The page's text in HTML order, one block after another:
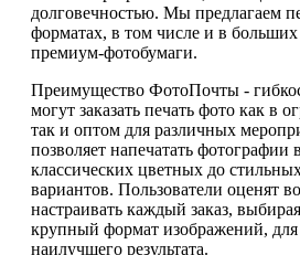
долговечностью. Мы предлагаем
форматах, в том числе и в больших
премиум-фотобумаги.
Преимущество ФотоПочты -
могут заказать печать фото как в
так и оптом для различных
позволяет напечатать фотографии
классических цветных до
вариантов. Пользователи оценят
настраивать каждый заказ,
крупный формат изображений,
наилучшего результата.